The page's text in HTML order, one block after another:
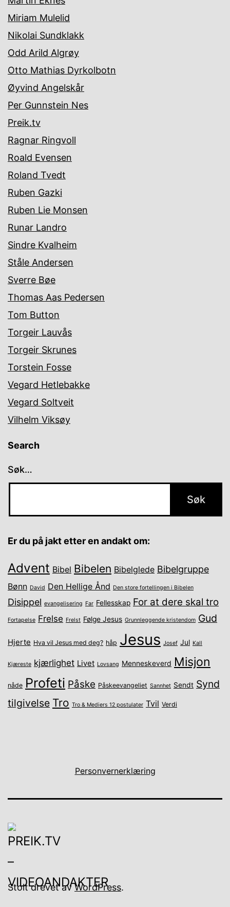
Miriam Mulelid
Nikolai Sundklakk
Odd Arild Algrøy
Otto Mathias Dyrkolbotn
Øyvind Angelskår
Per Gunnstein Nes
Preik.tv
Ragnar Ringvoll
Roald Evensen
Roland Tvedt
Ruben Gazki
Ruben Lie Monsen
Runar Landro
Sindre Kvalheim
Ståle Andersen
Sverre Bøe
Thomas Aas Pedersen
Tom Button
Torgeir Lauvås
Torgeir Skrunes
Torstein Fosse
Vegard Hetlebakke
Vegard Soltveit
Vilhelm Viksøy
Search
Søk…
Er du på jakt etter en andakt om:
Advent Bibel Bibelen Bibelglede Bibelgruppe
Bønn David Den Hellige Ånd Den store fortellingen i Bibelen
Disippel evangelisering Far Fellesskap For at dere skal tro
Fortapelse Frelse Frelst Følge Jesus Grunnleggende kristendom Gud
Hjerte Hva vil Jesus med deg? håp Jesus Josef Jul Kall
Kjæreste kjærlighet Livet Lovsang Menneskeverd Misjon
nåde Profeti Påske Påskeevangeliet Sannhet Sendt Synd
tilgivelse Tro Tro & Mediers 12 postulater Tvil Verdi
Personvernerklæring
Stolt drevet avWordPress.